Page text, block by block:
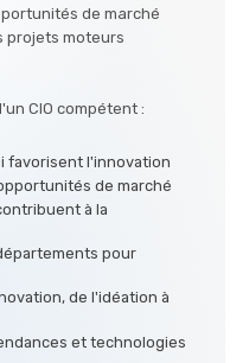
de marché
projets moteurs
CIO compétent :
favorisent l'innovation
de marché
à la
pour
de l'idéation à
et technologies